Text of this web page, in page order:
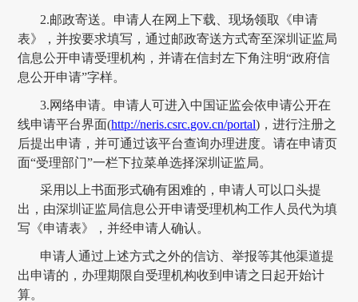
2.邮政寄送。申请人在网上下载、现场领取《申请
表》，并按要求填写，通过邮政寄送方式寄至深圳证监局
信息公开申请受理机构，并请在信封左下角注明“政府信
息公开申请”字样。
3.网络申请。申请人可进入中国证监会依申请公开在
线申请平台界面(http://neris.csrc.gov.cn/portal)，进行注册之
后提出申请，并可通过该平台查询办理进度。请在申请页
面“受理部门”一栏下拉菜单选择深圳证监局。
采用以上书面形式确有困难的，申请人可以口头提
出，由深圳证监局信息公开申请受理机构工作人员代为填
写《申请表》，并经申请人确认。
申请人通过上述方式之外的信访、举报等其他渠道提
出申请的，办理期限自受理机构收到申请之日起开始计
算。